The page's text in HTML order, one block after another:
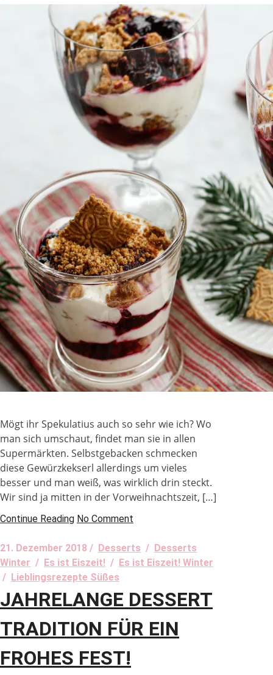
Mögt ihr Spekulatius auch so sehr wie ich? Wo
man sich umschaut, findet man sie in allen
Supermärkten. Selbstgebacken schmecken
diese Gewürzkekserl allerdings um vieles
besser und man weiß, was wirklich drin steckt.
Wir sind ja mitten in der Vorweihnachtszeit, […]
Continue Reading No Comment
21. Dezember 2018 / Desserts / Desserts
Winter / Es ist Eiszeit! / Es ist Eiszeit! Winter
/ Lieblingsrezepte Süßes
JAHRELANGE DESSERT
TRADITION FÜR EIN
FROHES FEST!